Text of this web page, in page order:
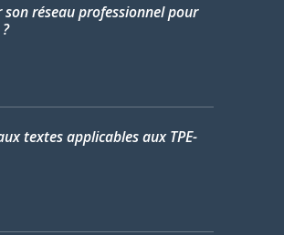
réseau professionnel pour
textes applicables aux TPE-